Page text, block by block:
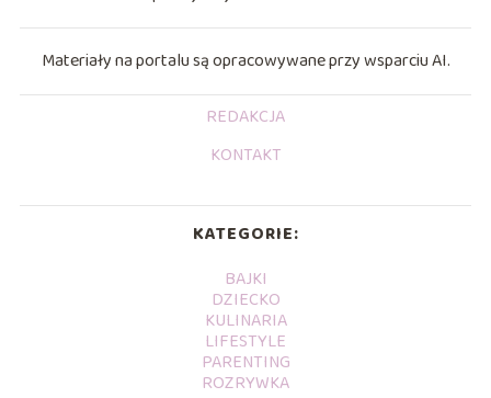
Materiały na portalu są opracowywane przy wsparciu AI.
REDAKCJA
KONTAKT
KATEGORIE:
BAJKI
DZIECKO
KULINARIA
LIFESTYLE
PARENTING
ROZRYWKA